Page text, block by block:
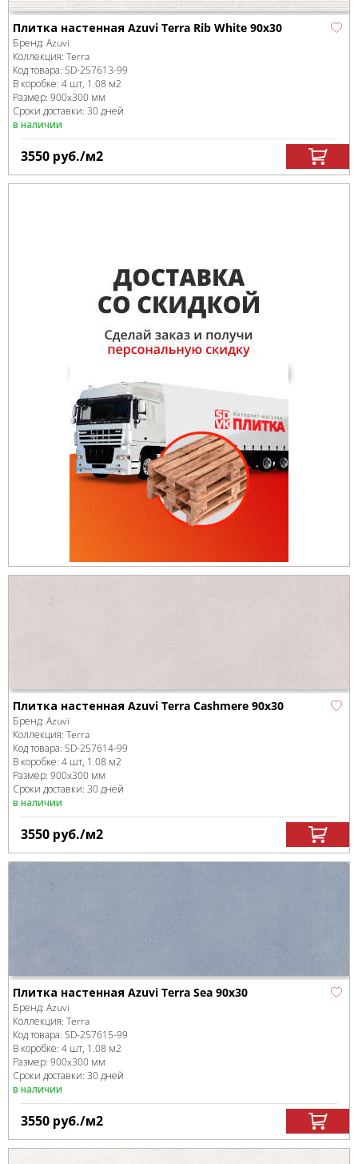
Плитка настенная Azuvi Terra Rib White 90x30
Бренд: Azuvi
Коллекция: Terra
Код товара: SD-257613-99
В коробке: 4 шт, 1.08 м2
Размер: 900x300 мм
Сроки доставки: 30 дней
в наличии
3550 руб./м2
Плитка настенная Azuvi Terra Cashmere 90x30
Бренд: Azuvi
Коллекция: Terra
Код товара: SD-257614-99
В коробке: 4 шт, 1.08 м2
Размер: 900x300 мм
Сроки доставки: 30 дней
в наличии
3550 руб./м2
Плитка настенная Azuvi Terra Sea 90x30
Бренд: Azuvi
Коллекция: Terra
Код товара: SD-257615-99
В коробке: 4 шт, 1.08 м2
Размер: 900x300 мм
Сроки доставки: 30 дней
в наличии
3550 руб./м2